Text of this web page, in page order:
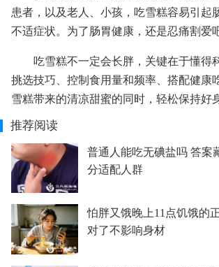
患者，以及老人、小孩，吃雪糕容易引起
不适症状。为了肠胃健康，还是忍痛割爱
吃雪糕不一定会长胖，关键在于懂得
挑选技巧、控制食用量和频率、搭配健康
雪糕带来的清凉甜蜜的同时，轻松保持好
推荐阅读
普通人能吃无碘盐吗 答案
分适配人群
怕胖又饿晚上11点饥饿的
对了不影响身材